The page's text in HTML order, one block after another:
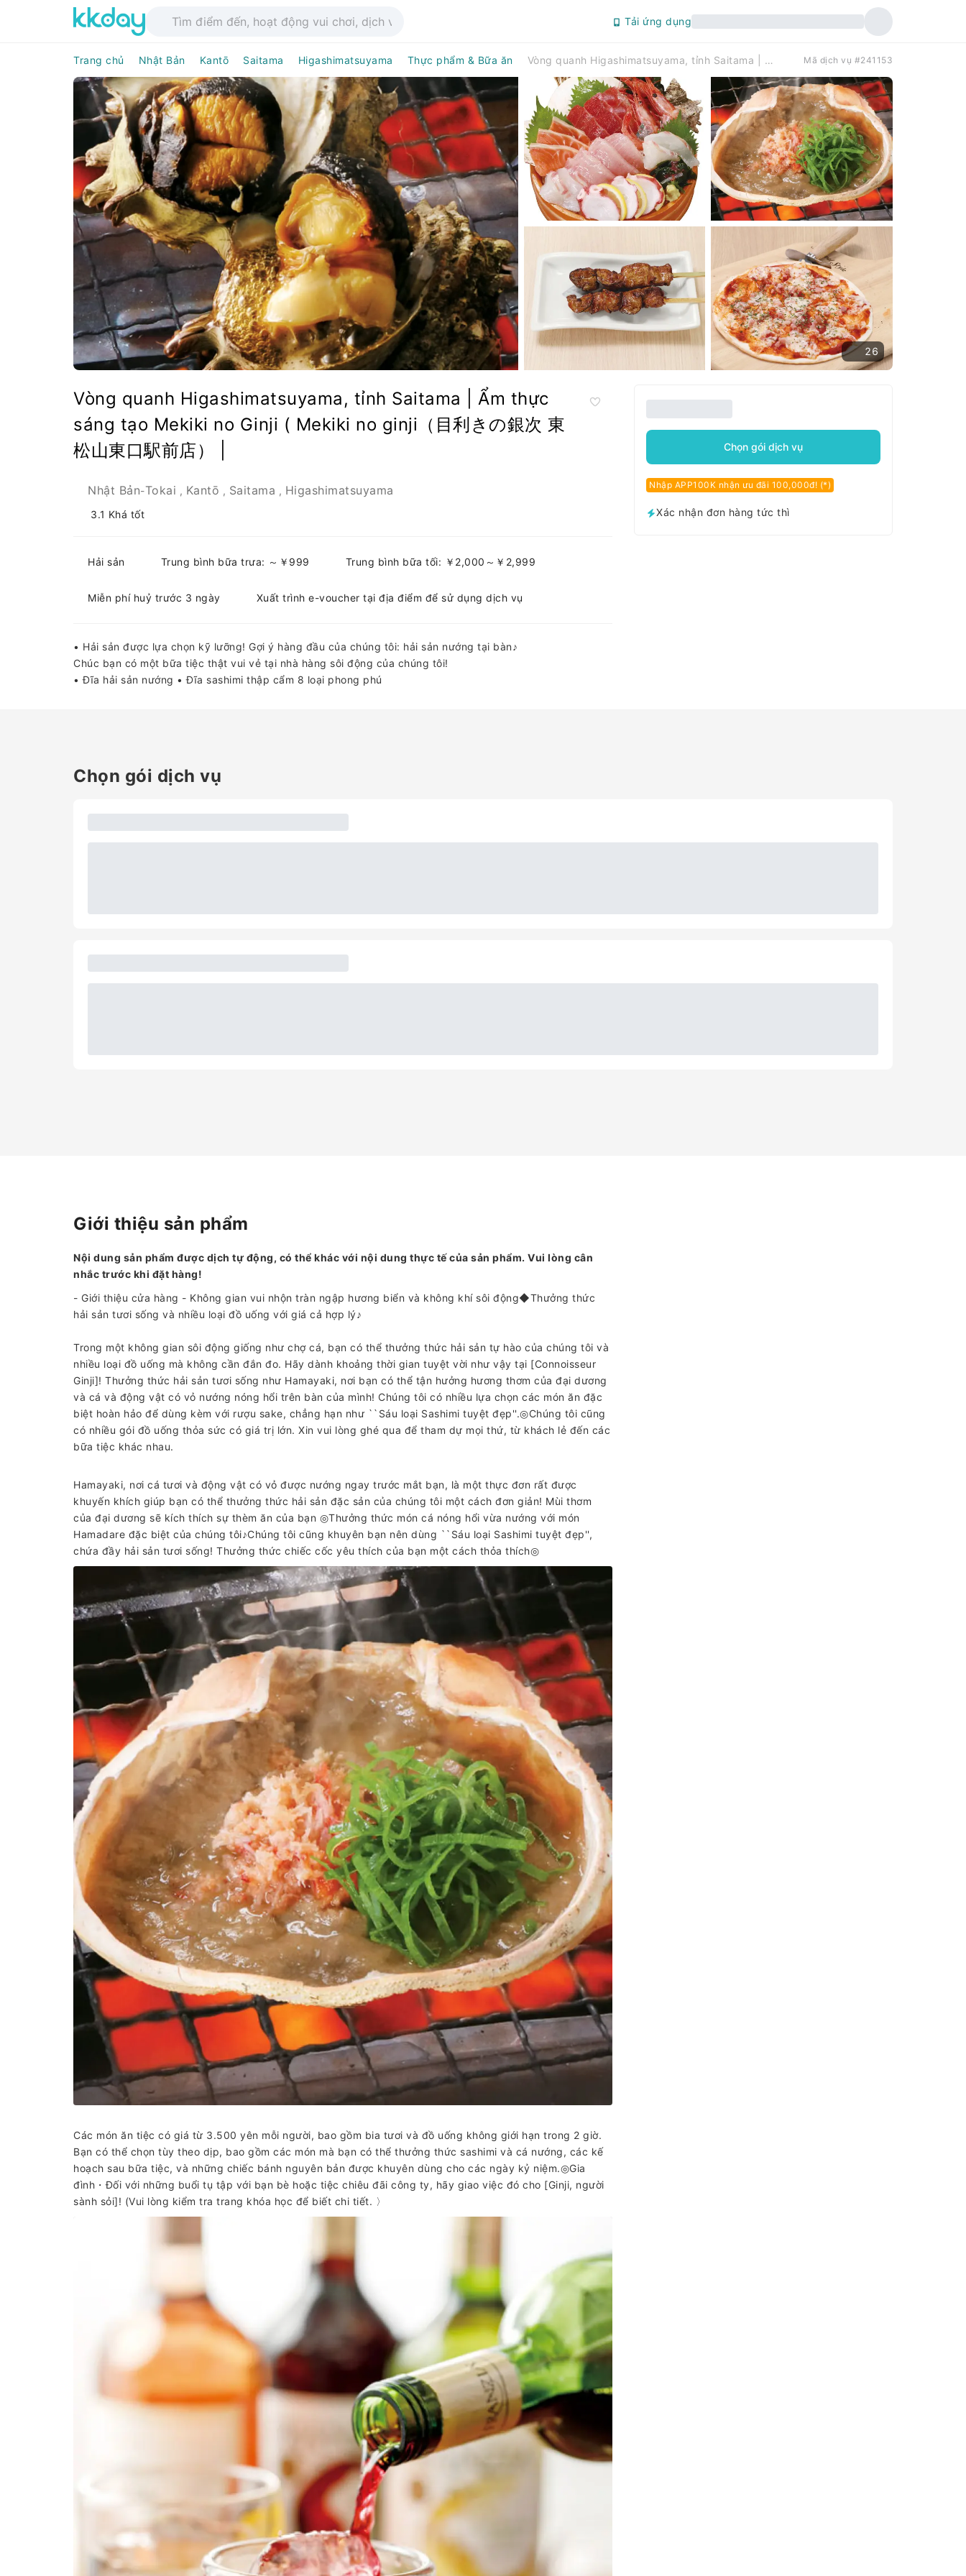
Tải ứng dụng
Trang chủ Nhật Bản Kantō Saitama Higashimatsuyama Thực phẩm & Bữa ăn Vòng quanh Higashimatsuyama, tỉnh Saitama | Ẩm thực sáng tạo Mekiki no Ginji ( Mekiki no ginji（目利きの銀次 東松山東口駅前店） | Mã dịch vụ #241153
26
Vòng quanh Higashimatsuyama, tỉnh Saitama | Ẩm thực
sáng tạo Mekiki no Ginji ( Mekiki no ginji（目利きの銀次 東
松山東口駅前店） |
Nhật Bản-Tokai , Kantō , Saitama , Higashimatsuyama
3.1 Khá tốt
Hải sản Trung bình bữa trưa: ～￥999 Trung bình bữa tối: ￥2,000～￥2,999
Miễn phí huỷ trước 3 ngày Xuất trình e-voucher tại địa điểm để sử dụng dịch vụ
• Hải sản được lựa chọn kỹ lưỡng! Gợi ý hàng đầu của chúng tôi: hải sản nướng tại bàn♪
Chúc bạn có một bữa tiệc thật vui vẻ tại nhà hàng sôi động của chúng tôi!
• Đĩa hải sản nướng • Đĩa sashimi thập cẩm 8 loại phong phú
Chọn gói dịch vụ
Nhập APP100K nhận ưu đãi 100,000đ! (*)
Xác nhận đơn hàng tức thì
Chọn gói dịch vụ
Giới thiệu sản phẩm
Nội dung sản phẩm được dịch tự động, có thể khác với nội dung thực tế của sản phẩm. Vui lòng cân
nhắc trước khi đặt hàng!
- Giới thiệu cửa hàng - Không gian vui nhộn tràn ngập hương biển và không khí sôi động◆Thưởng thức
hải sản tươi sống và nhiều loại đồ uống với giá cả hợp lý♪
Trong một không gian sôi động giống như chợ cá, bạn có thể thưởng thức hải sản tự hào của chúng tôi và
nhiều loại đồ uống mà không cần đắn đo. Hãy dành khoảng thời gian tuyệt vời như vậy tại [Connoisseur
Ginji]! Thưởng thức hải sản tươi sống như Hamayaki, nơi bạn có thể tận hưởng hương thơm của đại dương
và cá và động vật có vỏ nướng nóng hổi trên bàn của mình! Chúng tôi có nhiều lựa chọn các món ăn đặc
biệt hoàn hảo để dùng kèm với rượu sake, chẳng hạn như ``Sáu loại Sashimi tuyệt đẹp''.◎Chúng tôi cũng
có nhiều gói đồ uống thỏa sức có giá trị lớn. Xin vui lòng ghé qua để tham dự mọi thứ, từ khách lẻ đến các
bữa tiệc khác nhau.
Hamayaki, nơi cá tươi và động vật có vỏ được nướng ngay trước mắt bạn, là một thực đơn rất được
khuyến khích giúp bạn có thể thưởng thức hải sản đặc sản của chúng tôi một cách đơn giản! Mùi thơm
của đại dương sẽ kích thích sự thèm ăn của bạn ◎Thưởng thức món cá nóng hổi vừa nướng với món
Hamadare đặc biệt của chúng tôi♪Chúng tôi cũng khuyên bạn nên dùng ``Sáu loại Sashimi tuyệt đẹp'',
chứa đầy hải sản tươi sống! Thưởng thức chiếc cốc yêu thích của bạn một cách thỏa thích◎
Các món ăn tiệc có giá từ 3.500 yên mỗi người, bao gồm bia tươi và đồ uống không giới hạn trong 2 giờ.
Bạn có thể chọn tùy theo dịp, bao gồm các món mà bạn có thể thưởng thức sashimi và cá nướng, các kế
hoạch sau bữa tiệc, và những chiếc bánh nguyên bản được khuyên dùng cho các ngày kỷ niệm.◎Gia
đình・Đối với những buổi tụ tập với bạn bè hoặc tiệc chiêu đãi công ty, hãy giao việc đó cho [Ginji, người
sành sỏi]! (Vui lòng kiểm tra trang khóa học để biết chi tiết. 〉